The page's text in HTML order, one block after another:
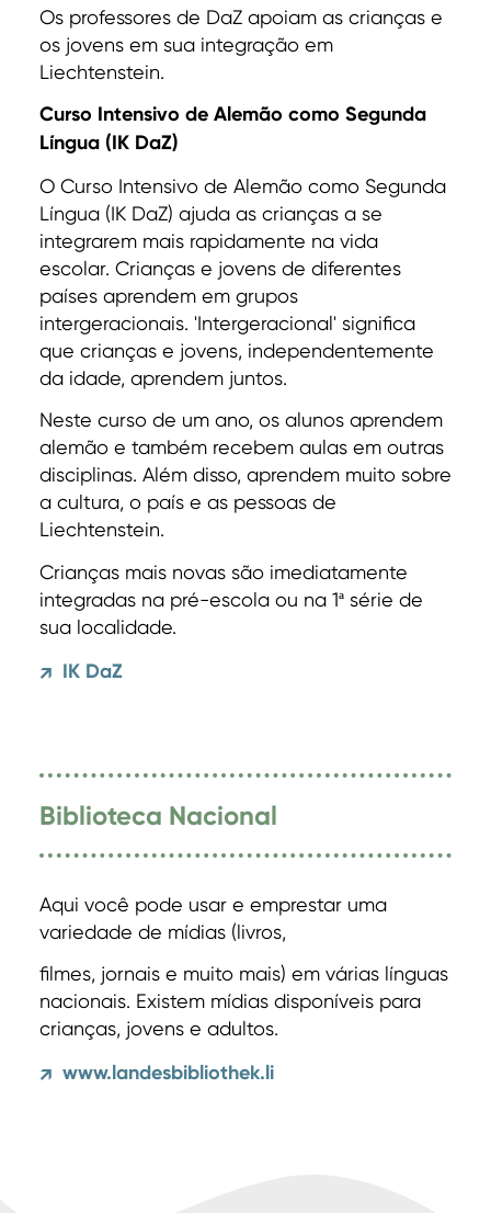
Os professores de DaZ apoiam as crianças e
os jovens em sua integração em
Liechtenstein.
Curso Intensivo de Alemão como Segunda
Língua (IK DaZ)
O Curso Intensivo de Alemão como Segunda
Língua (IK DaZ) ajuda as crianças a se
integrarem mais rapidamente na vida
escolar. Crianças e jovens de diferentes
países aprendem em grupos
intergeracionais. 'Intergeracional' significa
que crianças e jovens, independentemente
da idade, aprendem juntos.
Neste curso de um ano, os alunos aprendem
alemão e também recebem aulas em outras
disciplinas. Além disso, aprendem muito sobre
a cultura, o país e as pessoas de
Liechtenstein.
Crianças mais novas são imediatamente
integradas na pré-escola ou na 1ª série de
sua localidade.
↗ IK DaZ
Biblioteca Nacional
Aqui você pode usar e emprestar uma
variedade de mídias (livros,
filmes, jornais e muito mais) em várias línguas
nacionais. Existem mídias disponíveis para
crianças, jovens e adultos.
↗ www.landesbibliothek.li